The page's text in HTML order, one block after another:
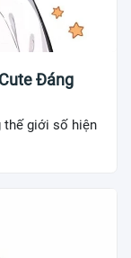
Đáng
thế giới số hiện